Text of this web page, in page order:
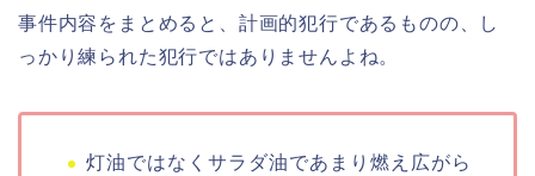
事件内容をまとめると、計画的犯行であるものの、し
っかり練られた犯行ではありませんよね。
灯油ではなくサラダ油であまり燃え広がら